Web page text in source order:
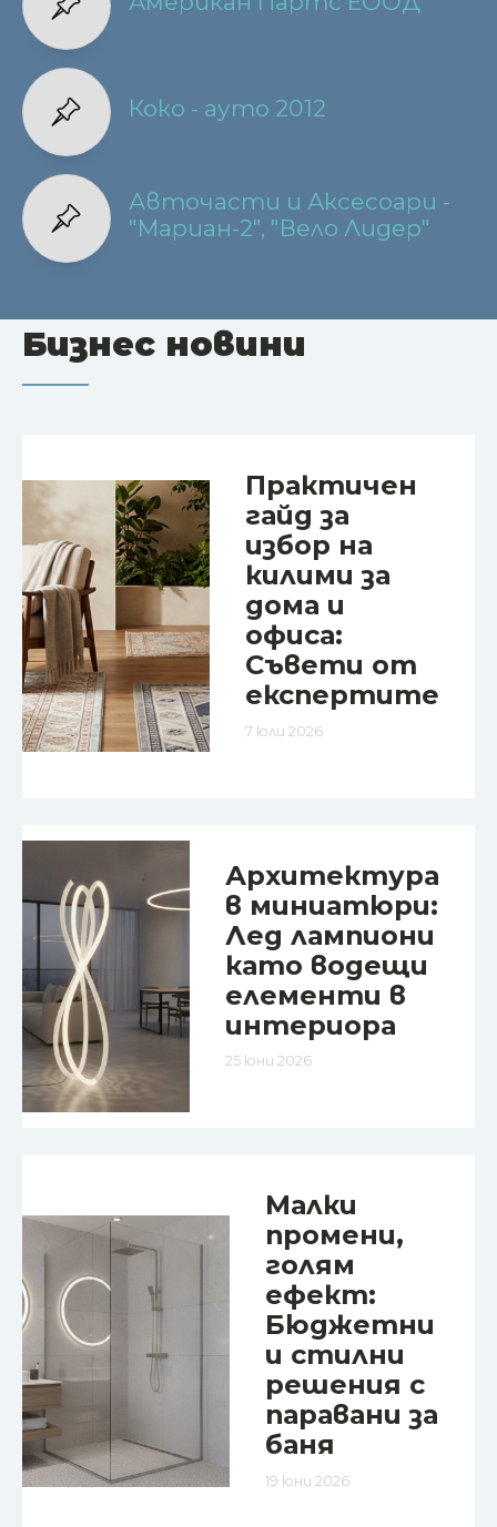
Коко - ауто 2012
Авточасти и Аксесоари -
"Мариан-2", "Вело Лидер"
Бизнес новини
Практичен
гайд за
избор на
килими за
дома и
офиса:
Съвети от
експертите
7 юли 2026
Архитектура
в миниатюри:
Лед лампиони
като водещи
елементи в
интериора
25 юни 2026
Малки
промени,
голям
ефект:
Бюджетни
и стилни
решения с
паравани за
баня
19 юни 2026